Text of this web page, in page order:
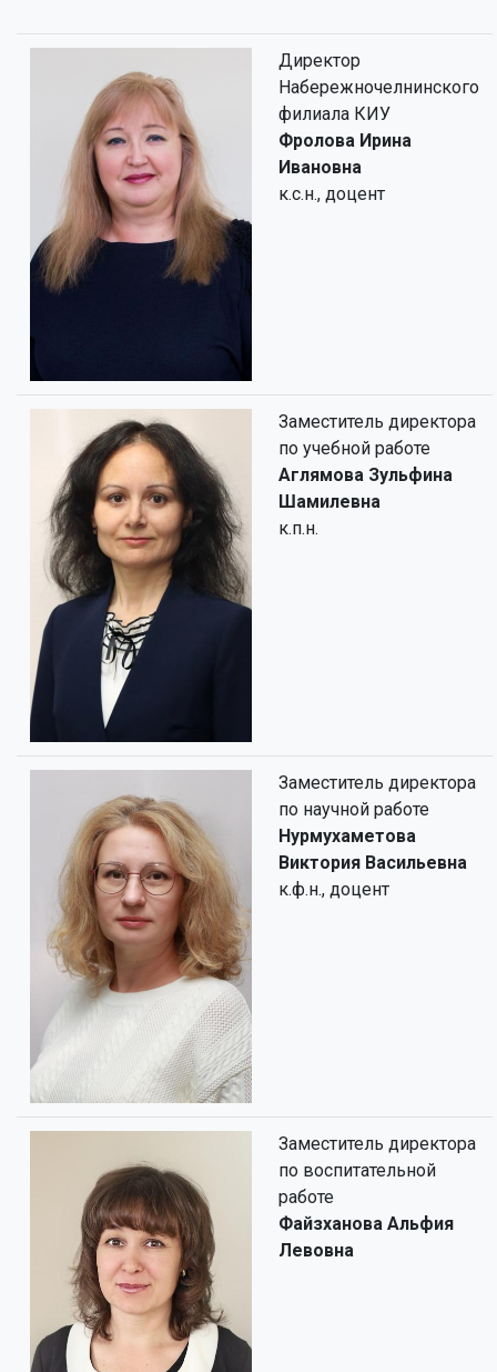
Директор
Набережночелнинского
филиала КИУ
Фролова Ирина
Ивановна
к.с.н., доцент
Заместитель директора
по учебной работе
Аглямова Зульфина
Шамилевна
к.п.н.
Заместитель директора
по научной работе
Нурмухаметова
Виктория Васильевна
к.ф.н., доцент
Заместитель директора
по воспитательной
работе
Файзханова Альфия
Левовна